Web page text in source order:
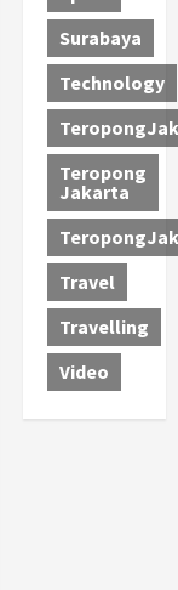
Surabaya
Technology
Teropong
Jakarta
Travel
Travelling
Video